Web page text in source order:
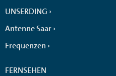
UNSERDING
Antenne Saar
Frequenzen
FERNSEHEN